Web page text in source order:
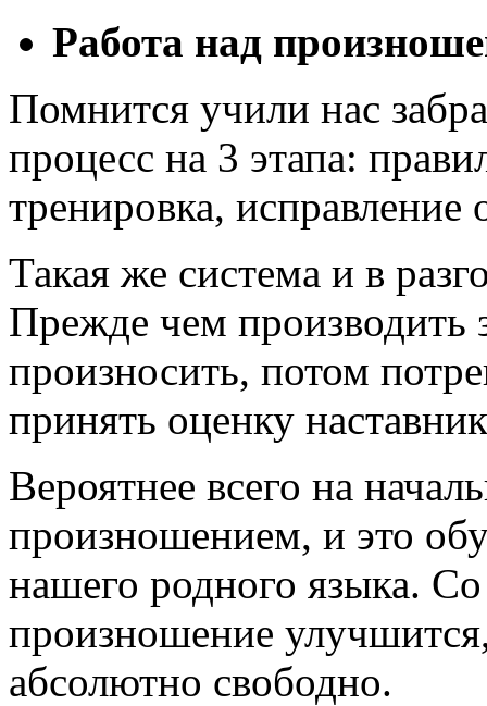
Работа над
Помнится учили нас
процесс на 3 этапа:
тренировка,
Такая же система и в
Прежде чем производить
произносить, потом
принять оценку
Вероятнее всего на
произношением, и это
нашего родного языка.
произношение
абсолютно свободно.